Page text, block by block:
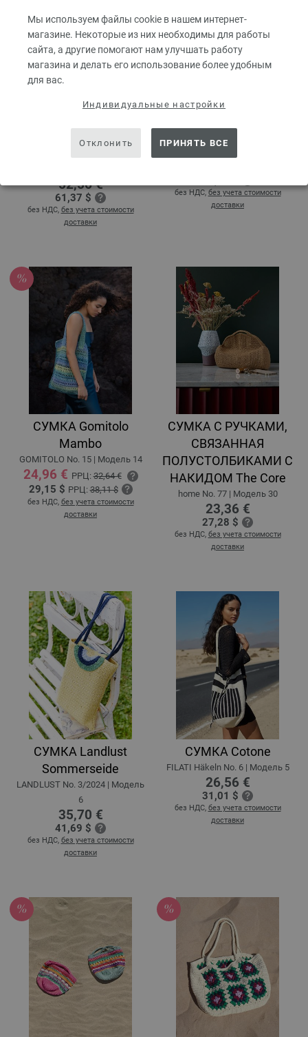
Мы используем файлы cookie в нашем интернет-
магазине. Некоторые из них необходимы для работы
сайта, а другие помогают нам улучшать работу
магазина и делать его использование более удобным
для вас.
Индивидуальные настройки
Отклонить ПРИНЯТЬ ВСЕ
52,56 €
61,37 $
без НДС, без учета стоимости
доставки
без НДС, без учета стоимости
доставки
СУМКА Gomitolo
Mambo
GOMITOLO No. 15 | Модель 14
24,96 € РРЦ:32,64 €
29,15 $ РРЦ:38,11 $
без НДС, без учета стоимости
доставки
СУМКА С РУЧКАМИ,
СВЯЗАННАЯ
ПОЛУСТОЛБИКАМИ С
НАКИДОМ The Core
home No. 77 | Модель 30
23,36 €
27,28 $
без НДС, без учета стоимости
доставки
СУМКА Landlust
Sommerseide
LANDLUST No. 3/2024 | Модель
6
35,70 €
41,69 $
без НДС, без учета стоимости
доставки
СУМКА Cotone
FILATI Häkeln No. 6 | Модель 5
26,56 €
31,01 $
без НДС, без учета стоимости
доставки